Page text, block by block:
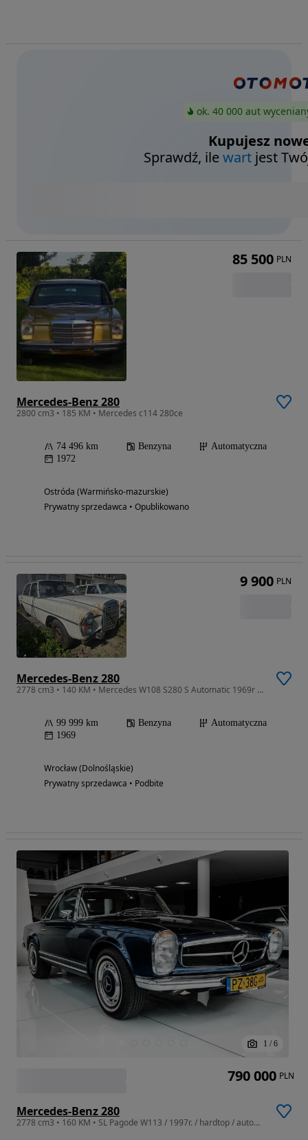
ok. 40 000 aut
Kupujesz
Sprawdź, ilewart jest
Mercedes-Benz 280
2800 cm3 • 185 KM • Mercedes c114 280ce
74 496 km Benzyna
Automatyczna
1972
Ostróda (Warmińsko-mazurskie)
Prywatny sprzedawca • Opublikowano
85 500 PLN
Mercedes-Benz 280
2778 cm3 • 140 KM • Mercedes W108 S280 S Automatic 1969r Projekt Swap Restomod
99 999 km Benzyna
Automatyczna
1969
Wrocław (Dolnośląskie)
Prywatny sprzedawca • Podbite
9 900 PLN
1 / 6
Mercedes-Benz 280
2778 cm3 • 160 KM • SL Pagode W113 / 1997r. / hardtop / automat /
790 000 PLN